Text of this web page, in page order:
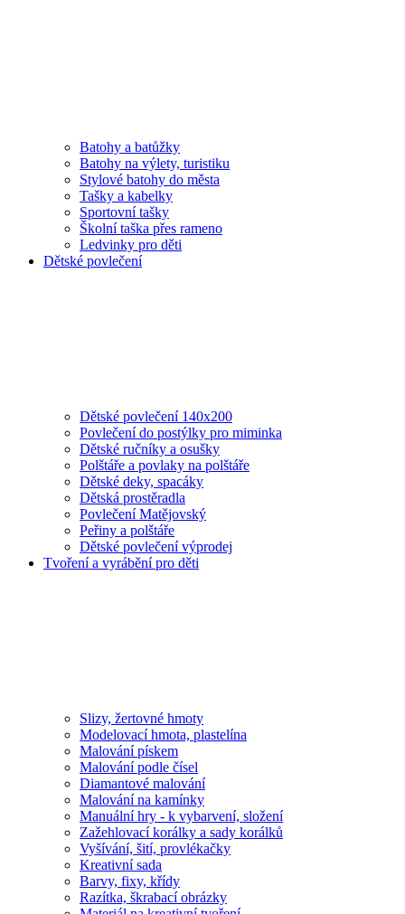
Batohy a batůžky
Batohy na výlety, turistiku
Stylové batohy do města
Tašky a kabelky
Sportovní tašky
Školní taška přes rameno
Ledvinky pro děti
Dětské povlečení
Dětské povlečení 140x200
Povlečení do postýlky pro miminka
Dětské ručníky a osušky
Polštáře a povlaky na polštáře
Dětské deky, spacáky
Dětská prostěradla
Povlečení Matějovský
Peřiny a polštáře
Dětské povlečení výprodej
Tvoření a vyrábění pro děti
Slizy, žertovné hmoty
Modelovací hmota, plastelína
Malování pískem
Malování podle čísel
Diamantové malování
Malování na kamínky
Manuální hry - k vybarvení, složení
Zažehlovací korálky a sady korálků
Vyšívání, šití, provlékačky
Kreativní sada
Barvy, fixy, křídy
Razítka, škrabací obrázky